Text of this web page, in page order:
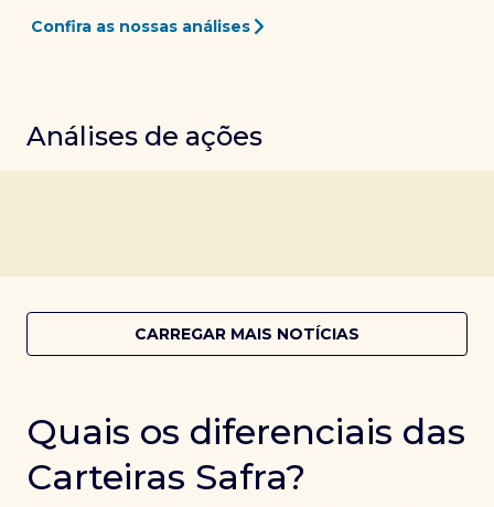
Confira as nossas análises
Análises de ações
CARREGAR MAIS NOTÍCIAS
Quais os diferenciais das
Carteiras Safra?